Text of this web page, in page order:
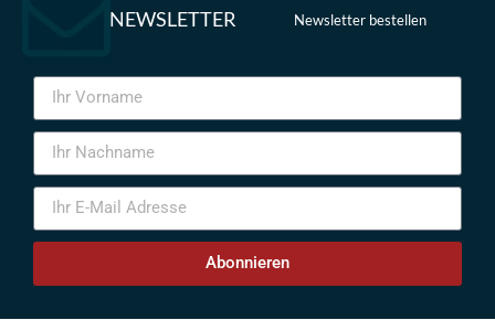
NEWSLETTER Newsletter bestellen
Abonnieren